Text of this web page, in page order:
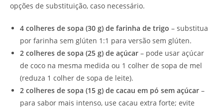
opções de substituição, caso necessário.
4 colheres de sopa (30 g) de farinha de trigo – substitua
por farinha sem glúten 1:1 para versão sem glúten.
2 colheres de sopa (25 g) de açúcar – pode usar açúcar
de coco na mesma medida ou 1 colher de sopa de mel
(reduza 1 colher de sopa de leite).
2 colheres de sopa (15 g) de cacau em pó sem açúcar –
para sabor mais intenso, use cacau extra forte; evite